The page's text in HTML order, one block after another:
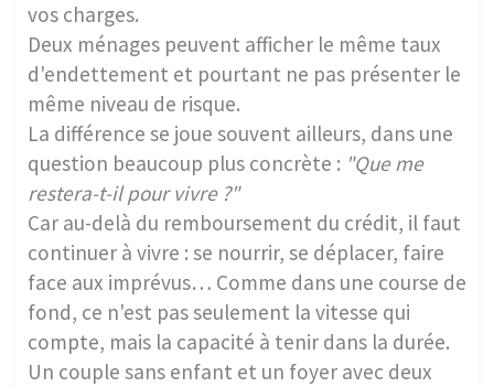
vos charges.
Deux ménages peuvent afficher le même taux
d'endettement et pourtant ne pas présenter le
même niveau de risque.
La différence se joue souvent ailleurs, dans une
question beaucoup plus concrète : "Que me
restera-t-il pour vivre ?"
Car au-delà du remboursement du crédit, il faut
continuer à vivre : se nourrir, se déplacer, faire
face aux imprévus… Comme dans une course de
fond, ce n'est pas seulement la vitesse qui
compte, mais la capacité à tenir dans la durée.
Un couple sans enfant et un foyer avec deux